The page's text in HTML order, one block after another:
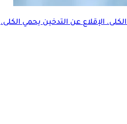
الإقلاع عن التدخين يحمي الكلى.